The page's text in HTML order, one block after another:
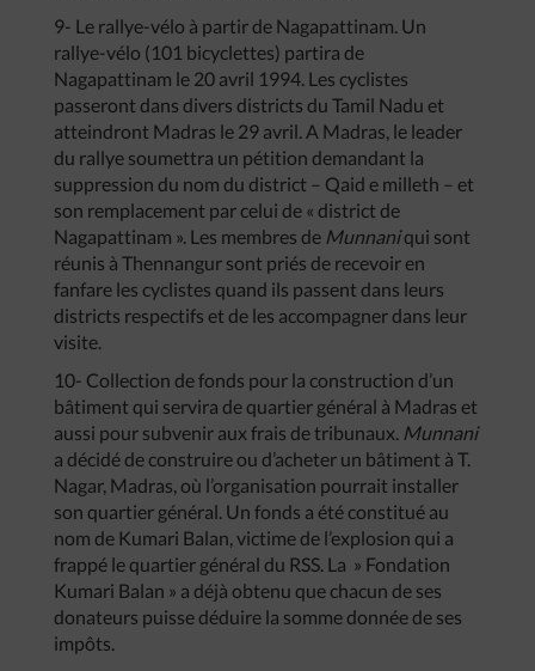
9- Le rallye-vélo à partir de Nagapattinam. Un
rallye-vélo (101 bicyclettes) partira de
Nagapattinam le 20 avril 1994. Les cyclistes
passeront dans divers districts du Tamil Nadu et
atteindront Madras le 29 avril. A Madras, le leader
du rallye soumettra un pétition demandant la
suppression du nom du district – Qaid e milleth – et
son remplacement par celui de « district de
Nagapattinam ». Les membres de Munnaniqui sont
réunis à Thennangur sont priés de recevoir en
fanfare les cyclistes quand ils passent dans leurs
districts respectifs et de les accompagner dans leur
visite.
10- Collection de fonds pour la construction d’un
bâtiment qui servira de quartier général à Madras et
aussi pour subvenir aux frais de tribunaux. Munnani
a décidé de construire ou d’acheter un bâtiment à T.
Nagar, Madras, où l’organisation pourrait installer
son quartier général. Un fonds a été constitué au
nom de Kumari Balan, victime de l’explosion qui a
frappé le quartier général du RSS. La » Fondation
Kumari Balan » a déjà obtenu que chacun de ses
donateurs puisse déduire la somme donnée de ses
impôts.